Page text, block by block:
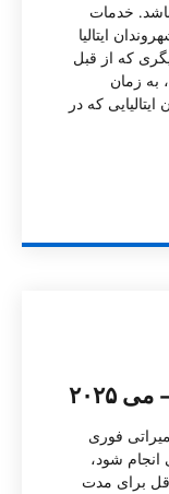
خدمات
ایتالیا
که از قبل
به زمان
که در
فوری
انجام شود،
برای مدت